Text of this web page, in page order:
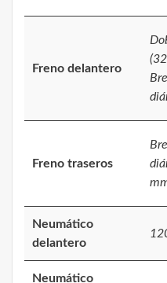
Freno delantero
Freno traseros
Neumático
delantero
Neumático